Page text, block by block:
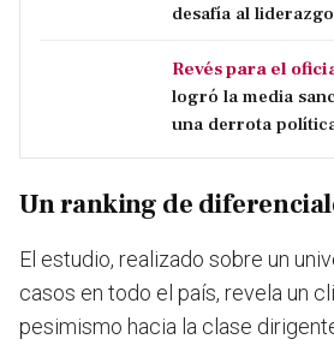
desafía al liderazgo
Revés para el
logró la media
una derrota
Un ranking de
El estudio, realizado sobre un
casos en todo el país, revela un
pesimismo hacia la clase